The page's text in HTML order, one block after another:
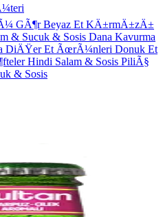
GÃ¶rBeyaz Et KÄ±rmÄ±zÄ±
& Sucuk & Sosis Dana Kavurma
DiÄŸer Et ÃœrÃ¼nleri Donuk Et
Hindi Salam & Sosis PiliÃ§
& Sosis